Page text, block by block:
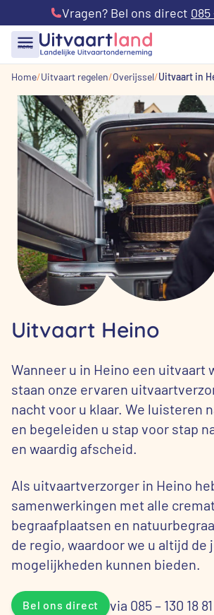
Vragen? Bel ons direct 085
menu
Home Uitvaart regelen Overijssel Uitvaart in
Uitvaart Heino
Wanneer u in Heino een uitvaart
staan onze ervaren
nacht voor u klaar. We luisteren
en begeleiden u stap voor stap
en waardig afscheid.
Als uitvaartverzorger in Heino
samenwerkingen met alle
begraafplaatsen en
de regio, waardoor we u altijd de
mogelijkheden kunnen bieden.
Bel ons direct via 085 – 130 18 81